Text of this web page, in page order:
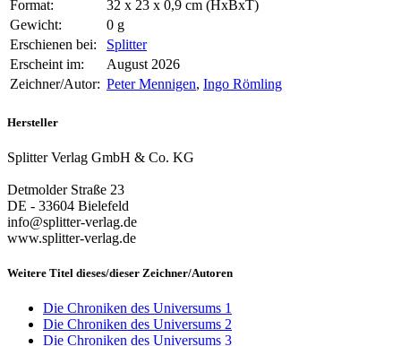
Format:
32 x 23 x 0,9 cm (HxBxT)
Gewicht:
0 g
Erschienen bei:
Splitter
Erscheint im:
August 2026
Zeichner/Autor: Peter Mennigen, Ingo Römling
Hersteller
Splitter Verlag GmbH & Co. KG
Detmolder Straße 23
DE - 33604 Bielefeld
info@splitter-verlag.de
www.splitter-verlag.de
Weitere Titel dieses/dieser Zeichner/Autoren
Die Chroniken des Universums 1
Die Chroniken des Universums 2
Die Chroniken des Universums 3